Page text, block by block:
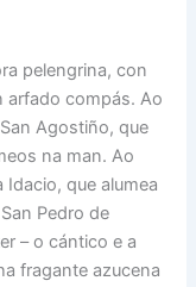
pelengrina, con
arfado compás. Ao
Agostiño, que
na man. Ao
que alumea
Pedro de
– o cántico e a
fragante azucena